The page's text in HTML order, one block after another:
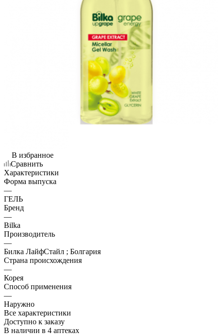
В избранное
Сравнить
Характеристики
Форма выпуска
—
ГЕЛЬ
Бренд
—
Bilka
Производитель
—
Билка ЛайфСтайл ; Болгария
Страна происхождения
—
Корея
Способ применения
—
Наружно
Все характеристики
Доступно к заказу
В наличии в 4 аптеках